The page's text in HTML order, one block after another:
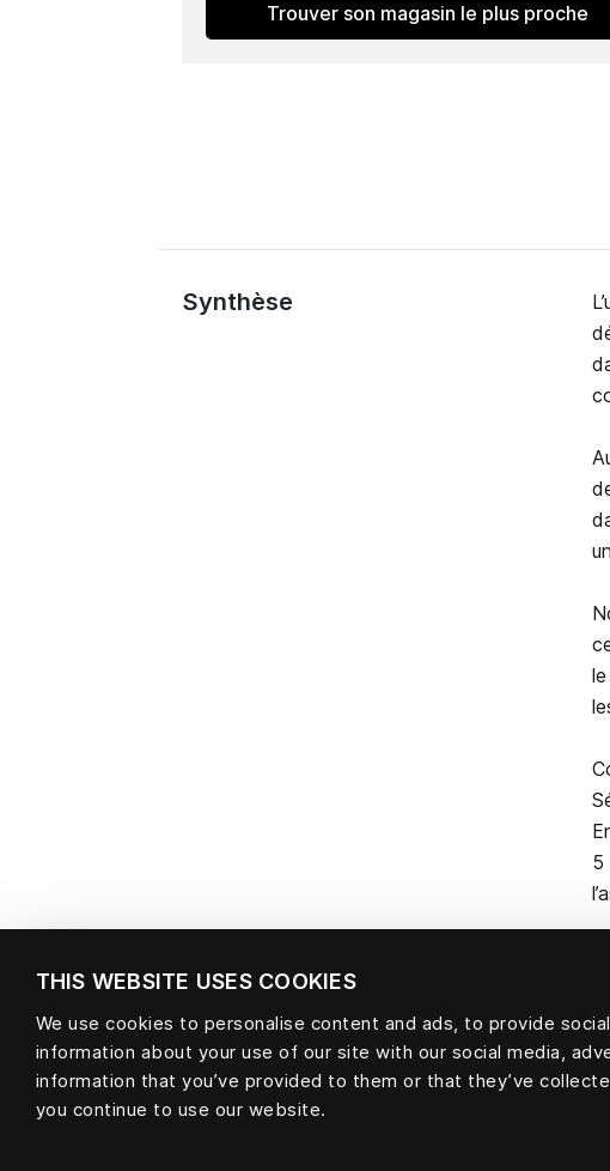
THIS WEBSITE USES COOKIES
We use cookies to personalise content and ads, to provide
information about your use of our site with our social media,
information that you’ve provided to them or that they’ve
you continue to use our website.
Trouver son magasin le plus proche
Synthèse
5
Matière